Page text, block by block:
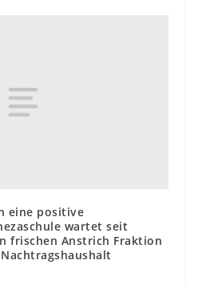
eine positive
wartet seit
frischen Anstrich Fraktion